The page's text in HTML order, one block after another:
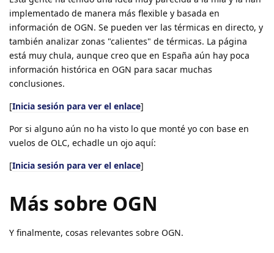
implementado de manera más flexible y basada en
información de OGN. Se pueden ver las térmicas en directo, y
también analizar zonas "calientes" de térmicas. La página
está muy chula, aunque creo que en España aún hay poca
información histórica en OGN para sacar muchas
conclusiones.
[Inicia sesión para ver el enlace]
Por si alguno aún no ha visto lo que monté yo con base en
vuelos de OLC, echadle un ojo aquí:
[Inicia sesión para ver el enlace]
Más sobre OGN
Y finalmente, cosas relevantes sobre OGN.